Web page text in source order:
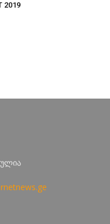
2019